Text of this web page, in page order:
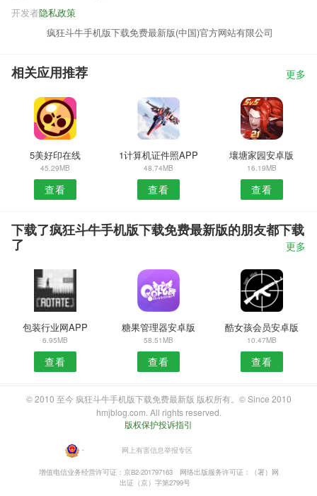
隐私政策
开发者
疯狂斗牛手机版下载免费最新版(中国)官方网站有限公司
相关应用推荐 更多
5美好印在线
45.29MB
查看
1计算机证件照APP
48.74MB
查看
壤塘家园安卓版
16.19MB
查看
下载了疯狂斗牛手机版下载免费最新版的朋友都下载
了
更多
包装行业网APP
6.95MB
查看
糖果管理器安卓版
58.51MB
查看
酷女孩会员安卓版
10.47MB
查看
© 2010 至今 疯狂斗牛手机版下载免费最新版 版权所有。© Since 2010
hmjblog.com. All rights reserved.
版权保护投诉指引
・ 网上有害信息举报专区
增值电信业务经营许可证：京B2-201797163
网络出版服务许可证：（署）网
出证（京）字第2799号